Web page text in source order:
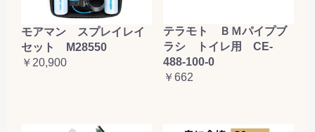
モアマン スプレイレイ
セット M28550
￥20,900
テラモト ＢＭパイプブ
ラシ トイレ用 CE-
488-100-0
￥662